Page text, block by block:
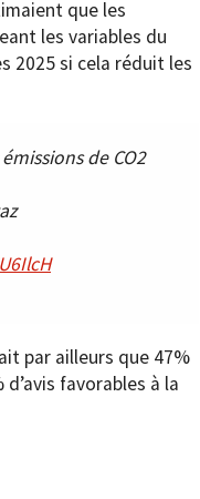
que les
les variables du
2025 si cela réduit les
de CO2
par ailleurs que 47%
favorables à la